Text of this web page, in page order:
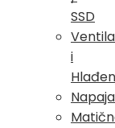
SSD
i